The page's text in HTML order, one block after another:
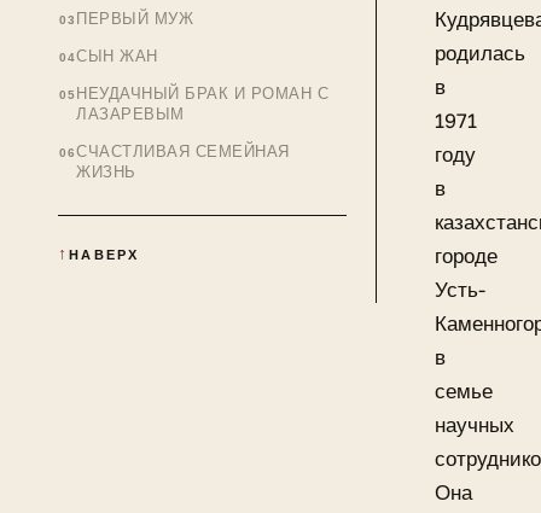
ПЕРВЫЙ МУЖ
СЫН ЖАН
НЕУДАЧНЫЙ БРАК И РОМАН С
ЛАЗАРЕВЫМ
СЧАСТЛИВАЯ СЕМЕЙНАЯ
ЖИЗНЬ
НАВЕРХ
родилась
в
1971
году
в
городе
Усть-
в
семье
научных
Она